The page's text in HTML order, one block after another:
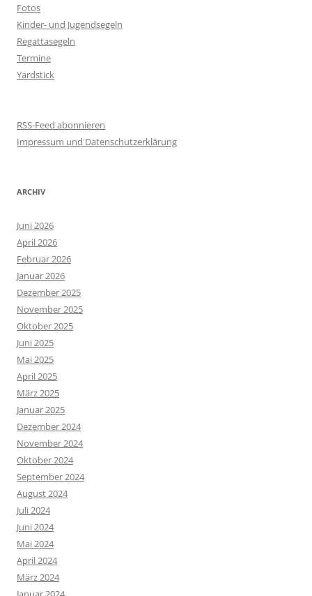
Fotos
Kinder- und Jugendsegeln
Regattasegeln
Termine
Yardstick
RSS-Feed abonnieren
Impressum und Datenschutzerklärung
ARCHIV
Juni 2026
April 2026
Februar 2026
Januar 2026
Dezember 2025
November 2025
Oktober 2025
Juni 2025
Mai 2025
April 2025
März 2025
Januar 2025
Dezember 2024
November 2024
Oktober 2024
September 2024
August 2024
Juli 2024
Juni 2024
Mai 2024
April 2024
März 2024